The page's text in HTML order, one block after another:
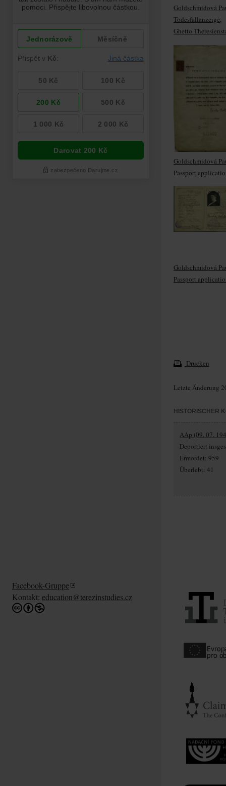
Goldschmidová
Todesfallanzeige,
Ghetto
Goldschmidová
Passport
Goldschmidová
Passport
Drucken
Letzte Änderung
HISTORISCHER
AAp (09. 07.
Deportiert
Ermordet: 959
Überlebt: 41
Facebook-Gruppe
Kontakt: education@terezinstudies.cz